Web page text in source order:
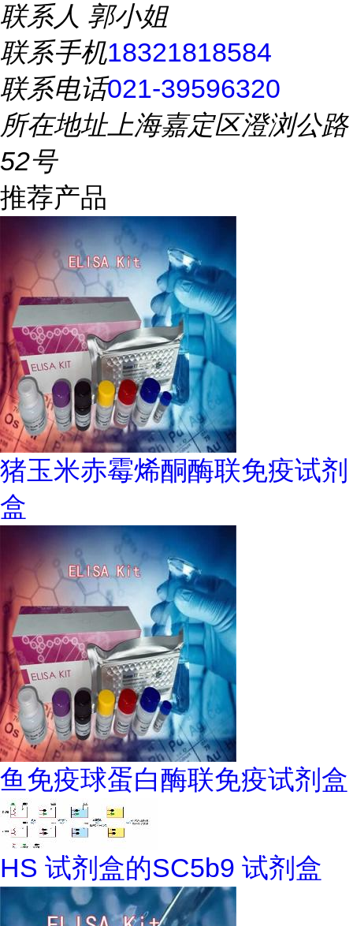
联系人 郭小姐
联系手机18321818584
联系电话021-39596320
所在地址上海嘉定区澄浏公路
52号
推荐产品
猪玉米赤霉烯酮酶联免疫试剂
盒
鱼免疫球蛋白酶联免疫试剂盒
HS 试剂盒的SC5b9 试剂盒